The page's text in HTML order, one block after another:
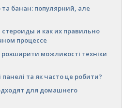
банан: популярний, але
и как их правильно
процессе
можливості техніки
та як часто це робити?
для домашнего